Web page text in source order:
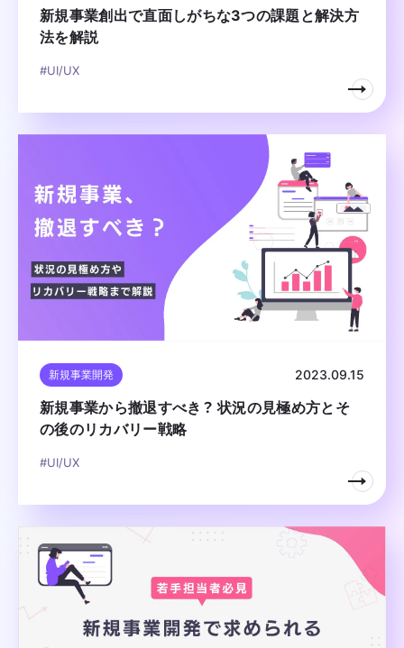
新規事業創出で直面しがちな3つの課題と解決方
法を解説
#UI/UX
新規事業開発 2023.09.15
新規事業から撤退すべき？ 状況の見極め方とそ
の後のリカバリー戦略
#UI/UX